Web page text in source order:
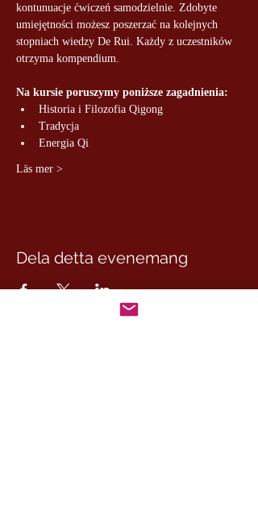
kontunuacje ćwiczeń samodzielnie. Zdobyte
umiejętności możesz poszerzać na kolejnych
stopniach wiedzy De Rui. Każdy z uczestników
otrzyma kompendium.
Na kursie poruszymy poniższe zagadnienia:
Historia i Filozofia Qigong
Tradycja
Energia Qi
Läs mer >
Dela detta evenemang